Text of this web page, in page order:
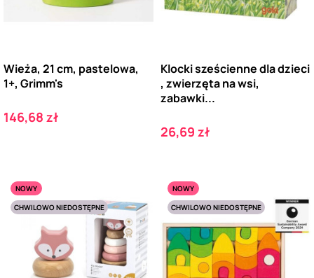
Wieża, 21 cm, pastelowa,
1+, Grimm's
Cena
146,68 zł
Klocki sześcienne dla dzieci
, zwierzęta na wsi,
zabawki...
Cena
26,69 zł
NOWY
CHWILOWO NIEDOSTĘPNE
NOWY
CHWILOWO NIEDOSTĘPNE